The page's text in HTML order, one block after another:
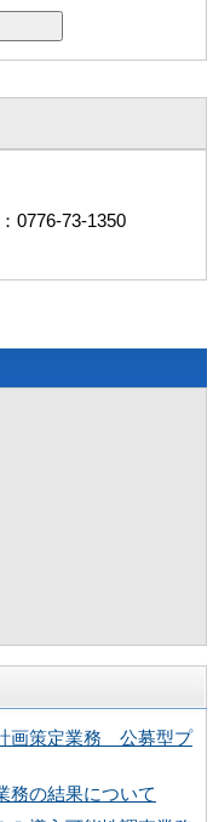
0776-73-1350
画策定業務 公募型プ
務の結果について